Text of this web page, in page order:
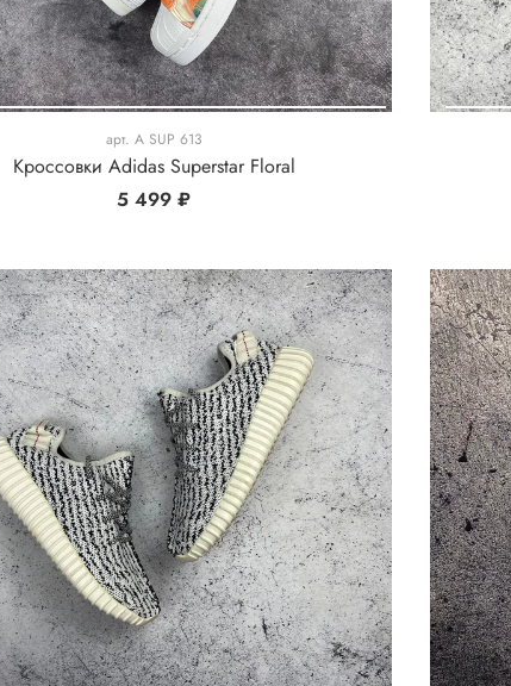
арт. A SUP 613
Кроссовки Adidas Superstar Floral
5 499 ₽